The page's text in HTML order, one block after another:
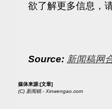
欲了解更多信息，
Source: 新闻稿网
媒体来源:[文章]
(C) 新闻稿 - Xinwengao.com